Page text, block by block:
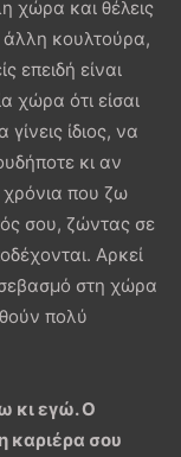
χώρα και θέλεις
άλλη κουλτούρα,
επειδή είναι
χώρα ότι είσαι
ίδιος, να
κι αν
που ζω
σου, ζώντας σε
Αρκεί
στη χώρα
πολύ
κι εγώ. Ο
καριέρα σου